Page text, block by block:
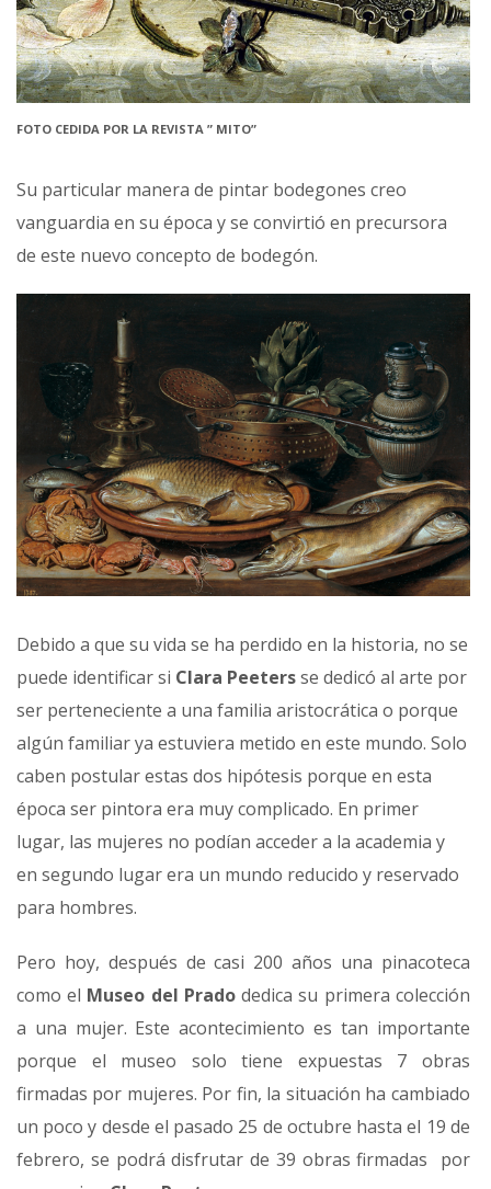
FOTO CEDIDA POR LA REVISTA ” MITO”
Su particular manera de pintar bodegones creo
vanguardia en su época y se convirtió en precursora
de este nuevo concepto de bodegón.
Debido a que su vida se ha perdido en la historia, no se
puede identificar si Clara Peetersse dedicó al arte por
ser perteneciente a una familia aristocrática o porque
algún familiar ya estuviera metido en este mundo. Solo
caben postular estas dos hipótesis porque en esta
época ser pintora era muy complicado. En primer
lugar, las mujeres no podían acceder a la academia y
en segundo lugar era un mundo reducido y reservado
para hombres.
Pero hoy, después de casi 200 años una pinacoteca
como el Museo del Pradodedica su primera colección
a una mujer. Este acontecimiento es tan importante
porque el museo solo tiene expuestas 7 obras
firmadas por mujeres. Por fin, la situación ha cambiado
un poco y desde el pasado 25 de octubre hasta el 19 de
febrero, se podrá disfrutar de 39 obras firmadas por